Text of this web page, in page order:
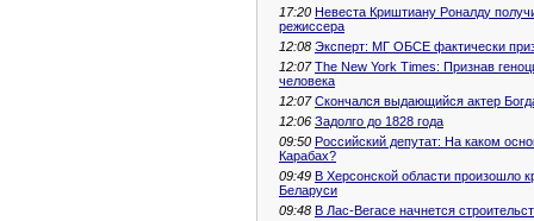
17:20 Невеста Криштиану Роналду
режиссера
12:08 Эксперт: МГ ОБСЕ фактически
12:07 The New York Times: Признав
человека
12:07 Скончался выдающийся актер
12:06 Задолго до 1828 года
09:50 Российский депутат: На каком
Карабах?
09:49 В Херсонской области произошло
Беларуси
09:48 В Лас-Вегасе начнется